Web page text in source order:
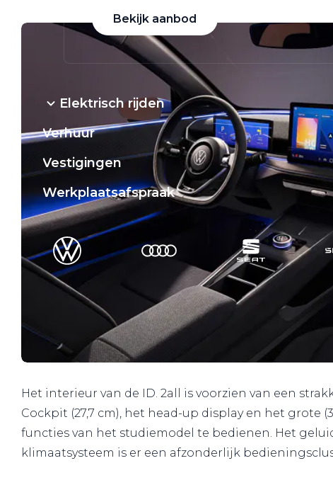
Bekijk aanbod
Elektrisch rijden
Verhuur
Vestigingen
Werkplaatsafspraak
Het interieur van de ID. 2all is voorzien van een
Cockpit (27,7 cm), het head-up display en het grote
functies van het studiemodel te bedienen. Het
klimaatsysteem is er een afzonderlijk